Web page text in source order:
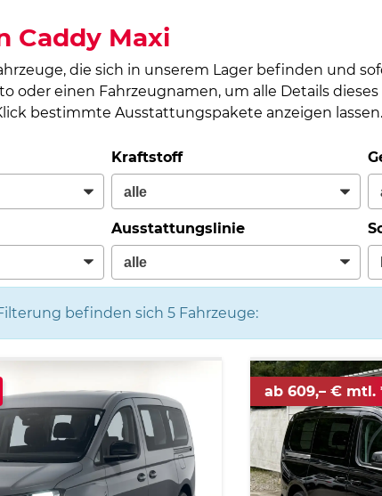
Caddy Maxi
die sich in unserem Lager befinden und
oder einen Fahrzeugnamen, um alle Details dieses
bestimmte Ausstattungspakete anzeigen lassen.
Kraftstoff
Ausstattungslinie
befinden sich 5Fahrzeuge:
ab 609,– € mtl.